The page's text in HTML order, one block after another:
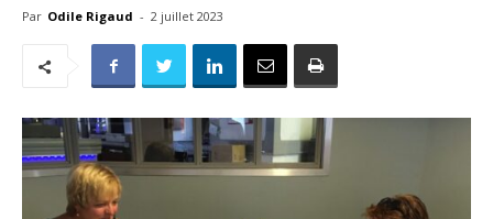
Par Odile Rigaud - 2 juillet 2023